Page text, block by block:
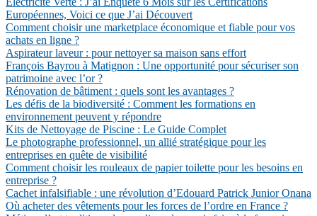
Européennes, Voici ce que J’ai Découvert
Comment choisir une marketplace économique et fiable pour vos
achats en ligne ?
Aspirateur laveur : pour nettoyer sa maison sans effort
François Bayrou à Matignon : Une opportunité pour sécuriser son
patrimoine avec l’or ?
Rénovation de bâtiment : quels sont les avantages ?
Les défis de la biodiversité : Comment les formations en
environnement peuvent y répondre
Kits de Nettoyage de Piscine : Le Guide Complet
Le photographe professionnel, un allié stratégique pour les
entreprises en quête de visibilité
Comment choisir les rouleaux de papier toilette pour les besoins en
entreprise ?
Cachet infalsifiable : une révolution d’Edouard Patrick Junior Onana
Où acheter des vêtements pour les forces de l’ordre en France ?